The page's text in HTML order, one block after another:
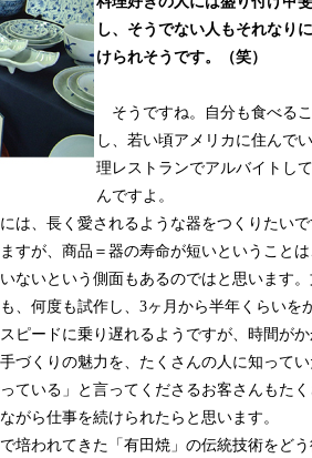
し、そうでない人もそれなり
けられそうです。（笑）
そうですね。自分も食べる
し、若い頃アメリカに住んで
理レストランでアルバイトし
んですよ。
は、長く愛されるような器をつくりたい
すが、商品＝器の寿命が短いということ
ないという側面もあるのではと思います
、何度も試作し、3ヶ月から半年くらいを
ピードに乗り遅れるようですが、時間が
づくりの魅力を、たくさんの人に知って
ている」と言ってくださるお客さんもた
がら仕事を続けられたらと思います。
培われてきた「有田焼」の伝統技術をど